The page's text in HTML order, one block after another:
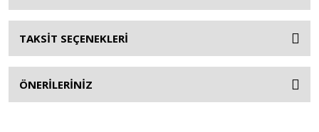
TAKSİT SEÇENEKLERİ
ÖNERİLERİNİZ